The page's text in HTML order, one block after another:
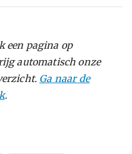
een pagina op
automatisch onze
Ga naar de
.